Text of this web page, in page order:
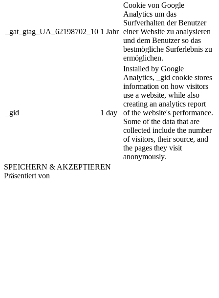
_gat_gtag_UA_62198702_10 1 Jahr
Cookie von Google
Analytics um das
Surfverhalten der Benutzer
einer Website zu analysieren
und dem Benutzer so das
bestmögliche Surferlebnis zu
ermöglichen.
_gid 1 day
Installed by Google
Analytics, _gid cookie stores
information on how visitors
use a website, while also
creating an analytics report
of the website's performance.
Some of the data that are
collected include the number
of visitors, their source, and
the pages they visit
anonymously.
SPEICHERN & AKZEPTIEREN
Präsentiert von